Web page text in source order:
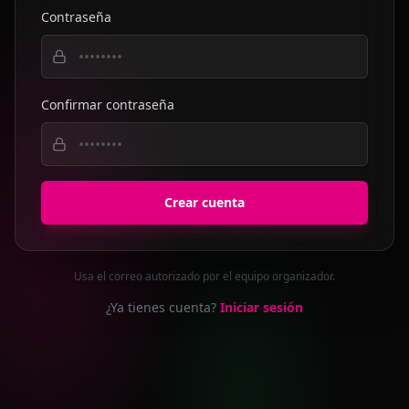
Contraseña
Confirmar contraseña
Crear cuenta
Usa el correo autorizado por el equipo organizador.
¿Ya tienes cuenta? Iniciar sesión